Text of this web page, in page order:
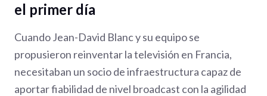
el primer día
Cuando Jean-David Blanc y su equipo se
propusieron reinventar la televisión en Francia,
necesitaban un socio de infraestructura capaz de
aportar fiabilidad de nivel broadcast con la agilidad